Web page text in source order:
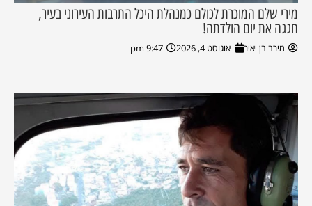
מירי שלם המוכרת לכולם כמנהלת היכל התרבות העירוני בעיר,
חגגה את יום הולדתה!
מירב בן יאיר אוגוסט 4, 2026 9:47 pm